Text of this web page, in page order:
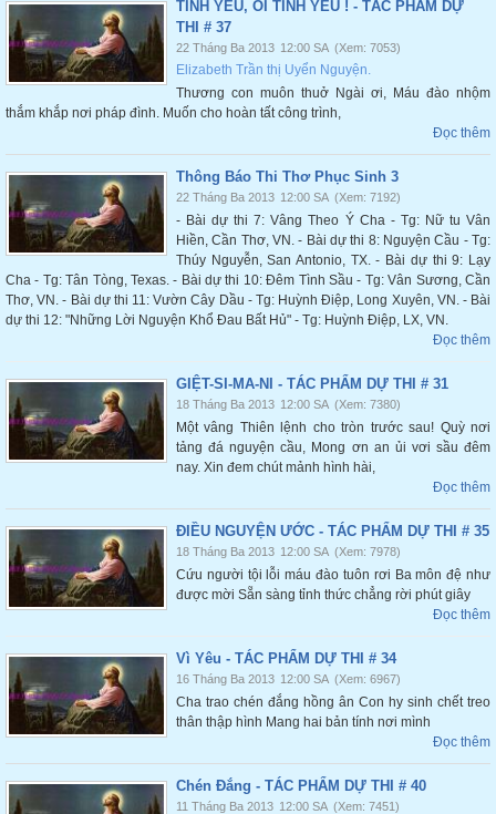
TÌNH YÊU, ÔI TÌNH YÊU ! - TÁC PHẨM DỰ
THI # 37
22 Tháng Ba 2013 12:00 SA (Xem: 7053)
Elizabeth Trần thị Uyển Nguyện.
Thương con muôn thuở Ngài ơi, Máu đào nhộm
thắm khắp nơi pháp đình. Muốn cho hoàn tất công trình,
Đọc thêm
Thông Báo Thi Thơ Phục Sinh 3
22 Tháng Ba 2013 12:00 SA (Xem: 7192)
- Bài dự thi 7: Vâng Theo Ý Cha - Tg: Nữ tu Vân
Hiền, Cần Thơ, VN. - Bài dự thi 8: Nguyện Cầu - Tg:
Thúy Nguyễn, San Antonio, TX. - Bài dự thi 9: Lạy
Cha - Tg: Tân Tòng, Texas. - Bài dự thi 10: Đêm Tình Sầu - Tg: Vân Sương, Cần
Thơ, VN. - Bài dự thi 11: Vườn Cây Dầu - Tg: Huỳnh Điệp, Long Xuyên, VN. - Bài
dự thi 12: "Những Lời Nguyện Khổ Đau Bất Hủ" - Tg: Huỳnh Điệp, LX, VN.
Đọc thêm
GIỆT-SI-MA-NI - TÁC PHẨM DỰ THI # 31
18 Tháng Ba 2013 12:00 SA (Xem: 7380)
Một vâng Thiên lệnh cho tròn trước sau! Quỳ nơi
tảng đá nguyện cầu, Mong ơn an ủi vơi sầu đêm
nay. Xin đem chút mảnh hình hài,
Đọc thêm
ĐIỀU NGUYỆN ƯỚC - TÁC PHẨM DỰ THI # 35
18 Tháng Ba 2013 12:00 SA (Xem: 7978)
Cứu người tội lỗi máu đào tuôn rơi Ba môn đệ như
được mời Sẵn sàng tỉnh thức chẳng rời phút giây
Đọc thêm
Vì Yêu - TÁC PHẨM DỰ THI # 34
16 Tháng Ba 2013 12:00 SA (Xem: 6967)
Cha trao chén đắng hồng ân Con hy sinh chết treo
thân thập hình Mang hai bản tính nơi mình
Đọc thêm
Chén Đắng - TÁC PHẨM DỰ THI # 40
11 Tháng Ba 2013 12:00 SA (Xem: 7451)